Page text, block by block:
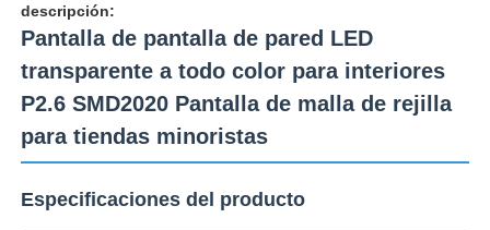
En casa.
Productos
descripción:
Pantalla de pantalla de pared LED
transparente a todo color para interiores
P2.6 SMD2020 Pantalla de malla de rejilla
para tiendas minoristas
Especificaciones del producto